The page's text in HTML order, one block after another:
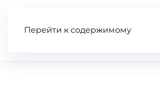
Перейти к содержимому